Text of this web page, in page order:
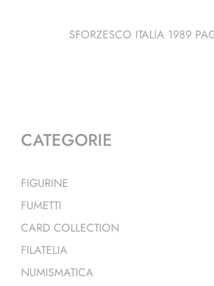
SFORZESCO ITALIA 1989
CATEGORIE
FIGURINE
FUMETTI
CARD COLLECTION
FILATELIA
NUMISMATICA